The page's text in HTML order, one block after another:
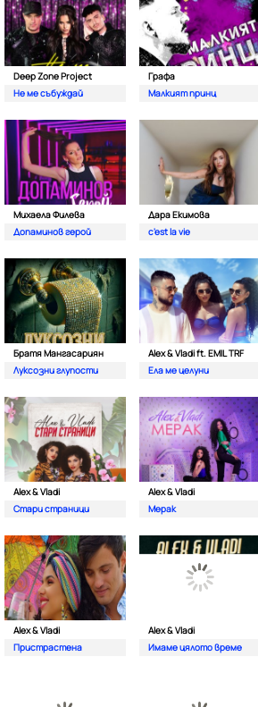
Deep Zone Project
Не ме събуждай
Графа
Малкият принц
Михаела Филева
Допаминов герой
Дара Екимова
c'est la vie
Братя Мангасариян
Луксозни глупости
Alex & Vladi ft. EMIL TRF
Ела ме целуни
Alex & Vladi
Стари страници
Alex & Vladi
Мерак
Alex & Vladi
Пристрастена
Alex & Vladi
Имаме цялото време